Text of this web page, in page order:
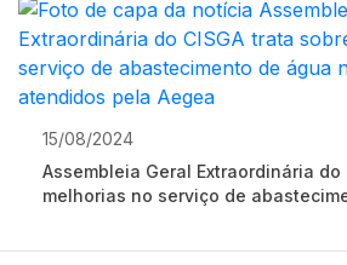
15/08/2024
Assembleia Geral Extraordinária do
melhorias no serviço de